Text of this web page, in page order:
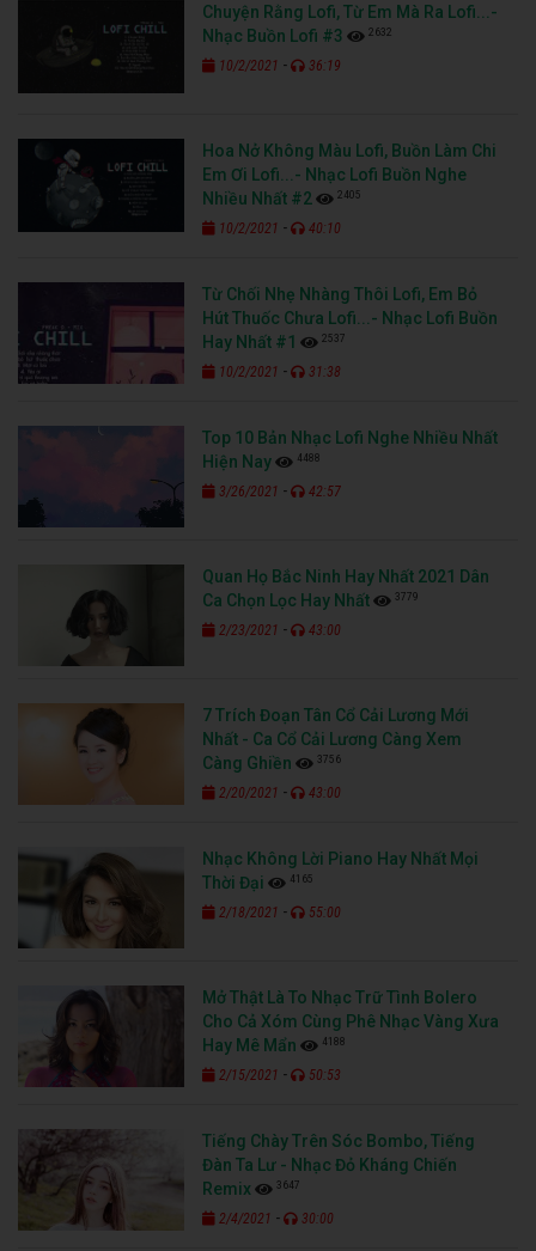
Chuyện Rằng Lofi, Từ Em Mà Ra Lofi...-
Nhạc Buồn Lofi #3
2632
10/2/2021 - 36:19
Hoa Nở Không Màu Lofi, Buồn Làm Chi
Em Ơi Lofi...- Nhạc Lofi Buồn Nghe
Nhiều Nhất #2
2405
10/2/2021 - 40:10
Từ Chối Nhẹ Nhàng Thôi Lofi, Em Bỏ
Hút Thuốc Chưa Lofi...- Nhạc Lofi Buồn
Hay Nhất #1
2537
10/2/2021 - 31:38
Top 10 Bản Nhạc Lofi Nghe Nhiều Nhất
Hiện Nay
4488
3/26/2021 - 42:57
Quan Họ Bắc Ninh Hay Nhất 2021 Dân
Ca Chọn Lọc Hay Nhất
3779
2/23/2021 - 43:00
7 Trích Đoạn Tân Cổ Cải Lương Mới
Nhất - Ca Cổ Cải Lương Càng Xem
Càng Ghiền
3756
2/20/2021 - 43:00
Nhạc Không Lời Piano Hay Nhất Mọi
Thời Đại
4165
2/18/2021 - 55:00
Mở Thật Là To Nhạc Trữ Tình Bolero
Cho Cả Xóm Cùng Phê Nhạc Vàng Xưa
Hay Mê Mẩn
4188
2/15/2021 - 50:53
Tiếng Chày Trên Sóc Bombo, Tiếng
Đàn Ta Lư - Nhạc Đỏ Kháng Chiến
Remix
3647
2/4/2021 - 30:00